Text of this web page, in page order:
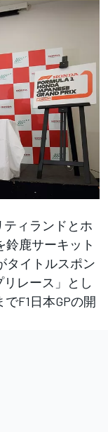
ィランドとホ
鈴鹿サーキット
タイトルスポン
レース」とし
F1日本GPの開